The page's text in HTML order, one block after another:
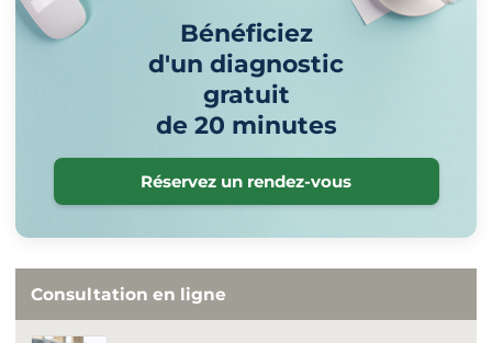
Bénéficiez
d'un diagnostic
gratuit
de 20 minutes
Réservez un rendez-vous
Consultation en ligne